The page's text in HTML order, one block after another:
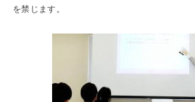
を禁じます。